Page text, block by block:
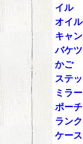
イル
オイ
キャ
バケツ
かご
ステ
ミラ
ポー
ランク
ケー